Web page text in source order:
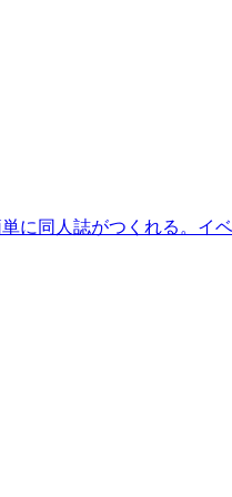
に同人誌がつくれる。イ